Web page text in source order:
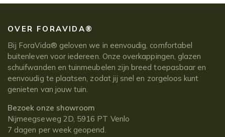
OVER FORAVIDA®
Bij ForaVida® geloven we in eenvoudig, comfortabel
buitenleven voor iedereen. Onze overkappingen, glazen
schuifwanden en tuinmeubelen zijn breed toepasbaar en
eenvoudig te plaatsen, zodat jij snel en zorgeloos kunt
genieten van jouw tuin.
Bezoek onze showroom
Nijmeegseweg 2D, 5916 PT Venlo
7 dagen per week geopend.